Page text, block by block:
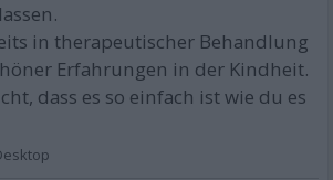
in therapeutischer Behandlung
Erfahrungen in der Kindheit.
dass es so einfach ist wie du es